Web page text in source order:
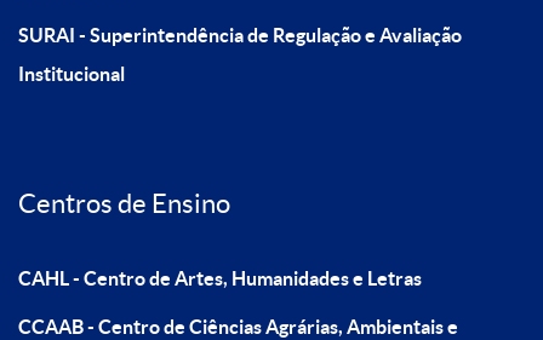
SURAI - Superintendência de Regulação e Avaliação
Institucional
Centros de Ensino
CAHL - Centro de Artes, Humanidades e Letras
CCAAB - Centro de Ciências Agrárias, Ambientais e